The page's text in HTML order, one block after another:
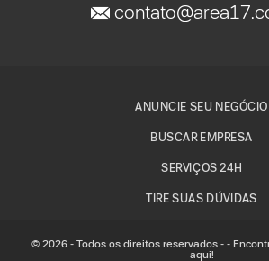
ANUNCIE SEU NEGÓCIO
BUSCAR EMPRESA
SERVIÇOS 24H
TIRE SUAS DÚVIDAS
© 2026 - Todos os direitos reservados - -
aqui!